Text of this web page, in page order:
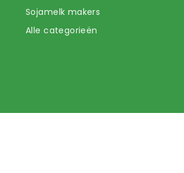
Sojamelk makers
Alle categorieën